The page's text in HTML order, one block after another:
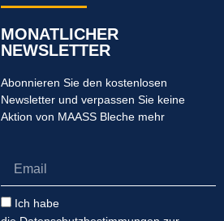
MONATLICHER
NEWSLETTER
Abonnieren Sie den kostenlosen
Newsletter und verpassen Sie keine
Aktion von MAASS Bleche mehr
Email
Datenschutzbestimmungen
Ich habe